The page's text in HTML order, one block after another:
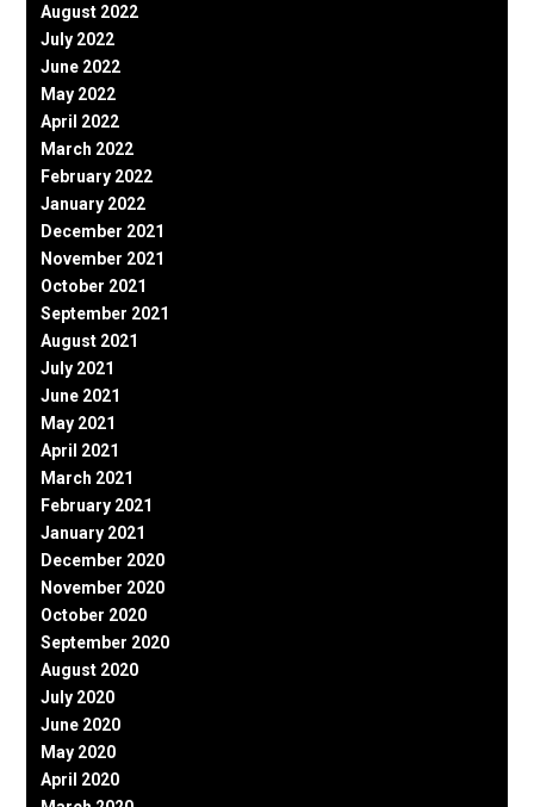
August 2022
July 2022
June 2022
May 2022
April 2022
March 2022
February 2022
January 2022
December 2021
November 2021
October 2021
September 2021
August 2021
July 2021
June 2021
May 2021
April 2021
March 2021
February 2021
January 2021
December 2020
November 2020
October 2020
September 2020
August 2020
July 2020
June 2020
May 2020
April 2020